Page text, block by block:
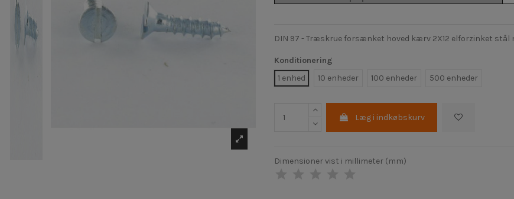
DIN 97 - Træskrue forsænket hoved kærv 2X12 elforzinket stål
Konditionering
1 enhed
10 enheder 100 enheder 500 enheder
Læg i indkøbskurv
Dimensioner vist i millimeter (mm)